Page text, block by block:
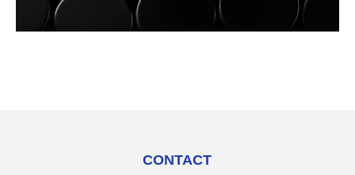
CONTACT